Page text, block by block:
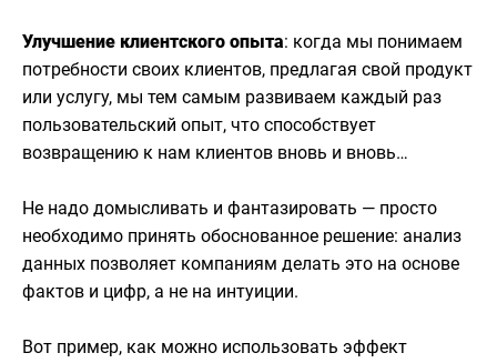
Улучшение клиентского опыта: когда мы понимаем
потребности своих клиентов, предлагая свой продукт
или услугу, мы тем самым развиваем каждый раз
пользовательский опыт, что способствует
возвращению к нам клиентов вновь и вновь…
Не надо домысливать и фантазировать — просто
необходимо принять обоснованное решение: анализ
данных позволяет компаниям делать это на основе
фактов и цифр, а не на интуиции.
Вот пример, как можно использовать эффект